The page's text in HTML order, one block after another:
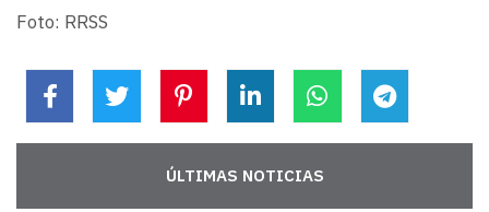
Foto: RRSS
ÚLTIMAS NOTICIAS